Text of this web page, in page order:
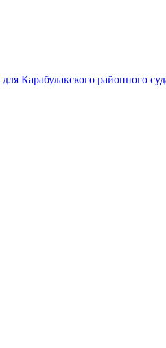
Карабулакского районного